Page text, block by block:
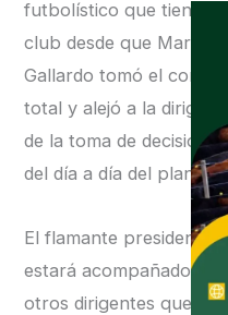
futbolístico que tiene el
club desde que Marcelo
Gallardo tomó el control
total y alejó a la
de la toma de
del día a día del plantel.
El flamante presidente
estará acompañado por
otros dirigentes que, al